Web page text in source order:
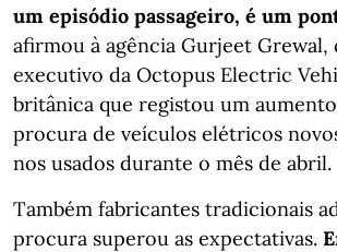
um episódio passageiro, é um
afirmou à agência Gurjeet
executivo da Octopus Electric
britânica que registou um
procura de veículos elétricos
nos usados durante o mês de abril.
Também fabricantes tradicionais
procura superou as expectativas.